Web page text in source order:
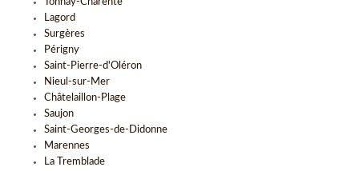
Tonnay-Charente
Lagord
Surgères
Périgny
Saint-Pierre-d'Oléron
Nieul-sur-Mer
Châtelaillon-Plage
Saujon
Saint-Georges-de-Didonne
Marennes
La Tremblade